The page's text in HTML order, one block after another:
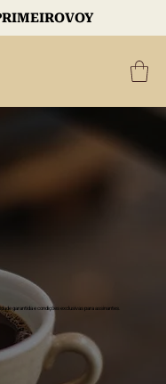
garantida e condições exclusivas para assinantes.